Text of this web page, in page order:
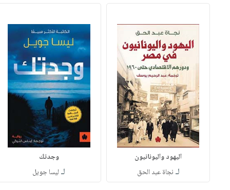
اليهود واليونانيون
لـ نجاة عبد الحق
وجدتك
لـ ليسا جويل